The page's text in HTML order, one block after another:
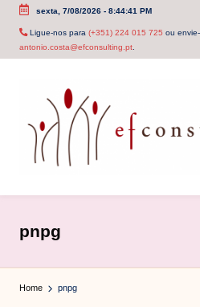
Skip
sexta, 7/08/2026- 8:44:41 PM
Ligue-nos para (+351) 224 015 725 ou
antonio.costa@efconsulting.pt.
c
o
n
pnpg
Home pnpg